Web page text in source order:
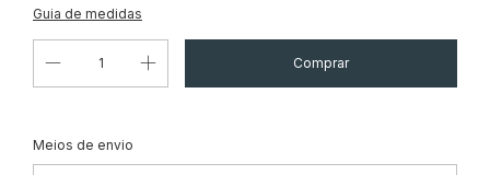
Guia de medidas
Entregas para o CEP:
Meios de envio